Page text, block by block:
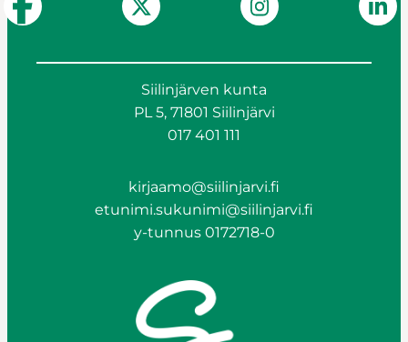
Siilinjärven kunta
PL 5, 71801 Siilinjärvi
017 401 111
kirjaamo@siilinjarvi.fi
etunimi.sukunimi@siilinjarvi.fi
y-tunnus 0172718-0